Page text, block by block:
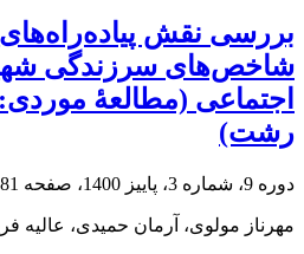
بررسی نقش
شاخص‌های سرزندگی
اجتماعی (مطالعۀ موردی:
رشت)
دوره 9، شماره 3، پاییز 1400، صفحه 908
مهرناز مولوی، آرمان حمیدی، عالیه